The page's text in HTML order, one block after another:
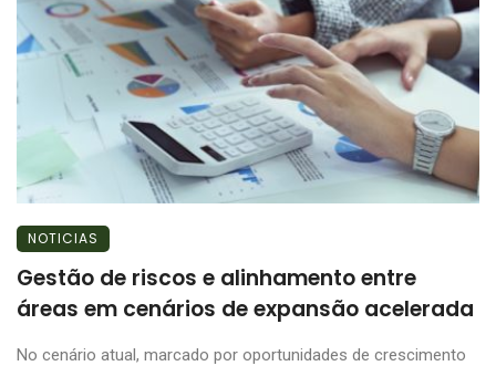
NOTICIAS
Gestão de riscos e alinhamento entre
áreas em cenários de expansão acelerada
No cenário atual, marcado por oportunidades de crescimento